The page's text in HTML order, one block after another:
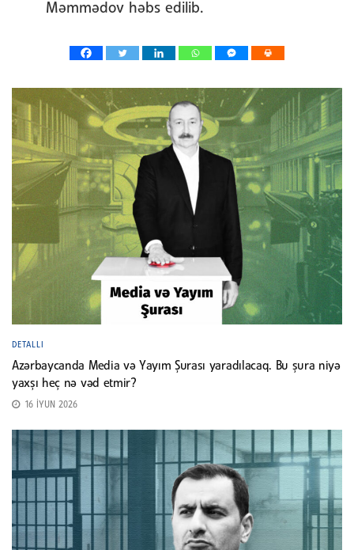
Məmmədov həbs edilib.
DETALLI
Azərbaycanda Media və Yayım Şurası yaradılacaq. Bu şura niyə
yaxşı heç nə vəd etmir?
16 İYUN 2026